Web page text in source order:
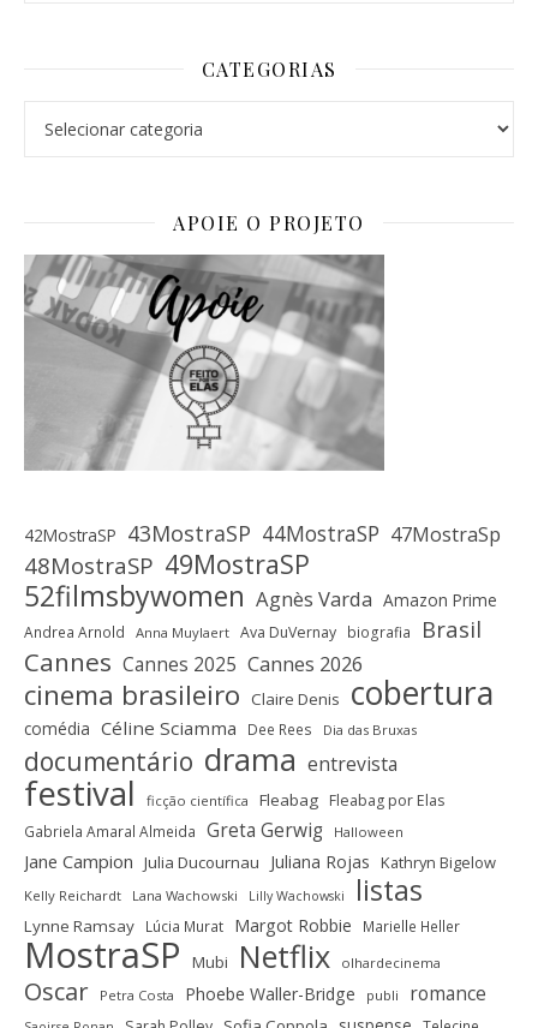
CATEGORIAS
APOIE O PROJETO
42MostraSP 43MostraSP 44MostraSP 47MostraSp
48MostraSP 49MostraSP
52filmsbywomen Agnès Varda Amazon Prime
Andrea Arnold Anna Muylaert Ava DuVernay biografia Brasil
Cannes Cannes 2025 Cannes 2026
cinema brasileiro Claire Denis cobertura
comédia Céline Sciamma Dee Rees Dia das Bruxas
documentário drama entrevista
festival ficção científica Fleabag Fleabag por Elas
Gabriela Amaral Almeida Greta Gerwig Halloween
Jane Campion Julia Ducournau Juliana Rojas Kathryn Bigelow
Kelly Reichardt Lana Wachowski Lilly Wachowski listas
Lynne Ramsay Lúcia Murat Margot Robbie Marielle Heller
MostraSP Mubi Netflix olhardecinema
Oscar Petra Costa Phoebe Waller-Bridge publi romance